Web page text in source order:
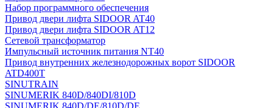
Набор программного обеспечения
Привод двери лифта SIDOOR AT40
Привод двери лифта SIDOOR AT12
Сетевой трансформатор
Импульсный источник питания NT40
Привод внутренних железнодорожных ворот SIDOOR
ATD400T
SINUTRAIN
SINUMERIK 840D/840DI/810D
SINUMERIK 840D/DE/810D/DE